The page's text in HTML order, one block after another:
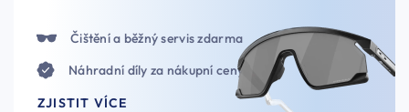
Čištění a běžný servis zdarma
Náhradní díly za nákupní ceny
ZJISTIT VÍCE